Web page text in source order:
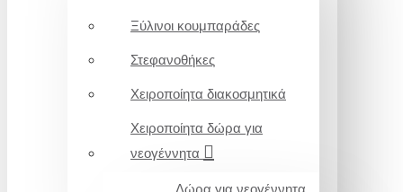
Ξύλινοι κουμπαράδες
Στεφανοθήκες
Χειροποίητα διακοσμητικά
Χειροποίητα δώρα για
νεογέννητα
Δώρα για νεογέννητα